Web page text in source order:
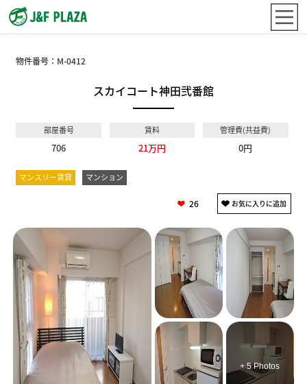
物件番号： M-0412
スカイコート神田弐番館
部屋番号
706
賃料
21万円
管理費(共益費)
0円
マンスリー賃貸 マンション
26
+ 5 Photos